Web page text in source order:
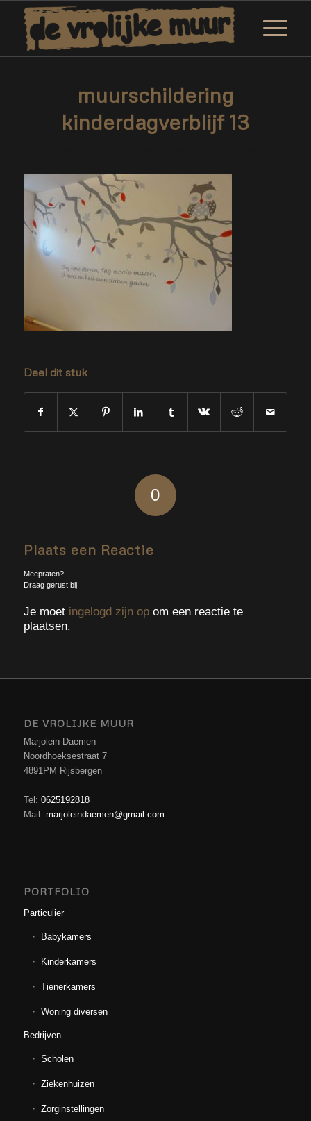
muurschildering
kinderdagverblijf 13
Deel dit stuk
0
Plaats een Reactie
Meepraten?
Draag gerust bij!
Je moet ingelogd zijn opom een reactie te
plaatsen.
DE VROLIJKE MUUR
Marjolein Daemen
Noordhoeksestraat 7
4891PM Rijsbergen
Tel: 0625192818
Mail: marjoleindaemen@gmail.com
PORTFOLIO
Particulier
Babykamers
Kinderkamers
Tienerkamers
Woning diversen
Bedrijven
Scholen
Ziekenhuizen
Zorginstellingen